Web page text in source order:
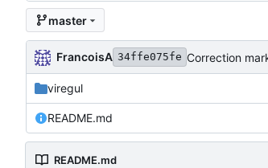
master
FrancoisA 34ffe075fe Correction
viregul
README.md
README.md